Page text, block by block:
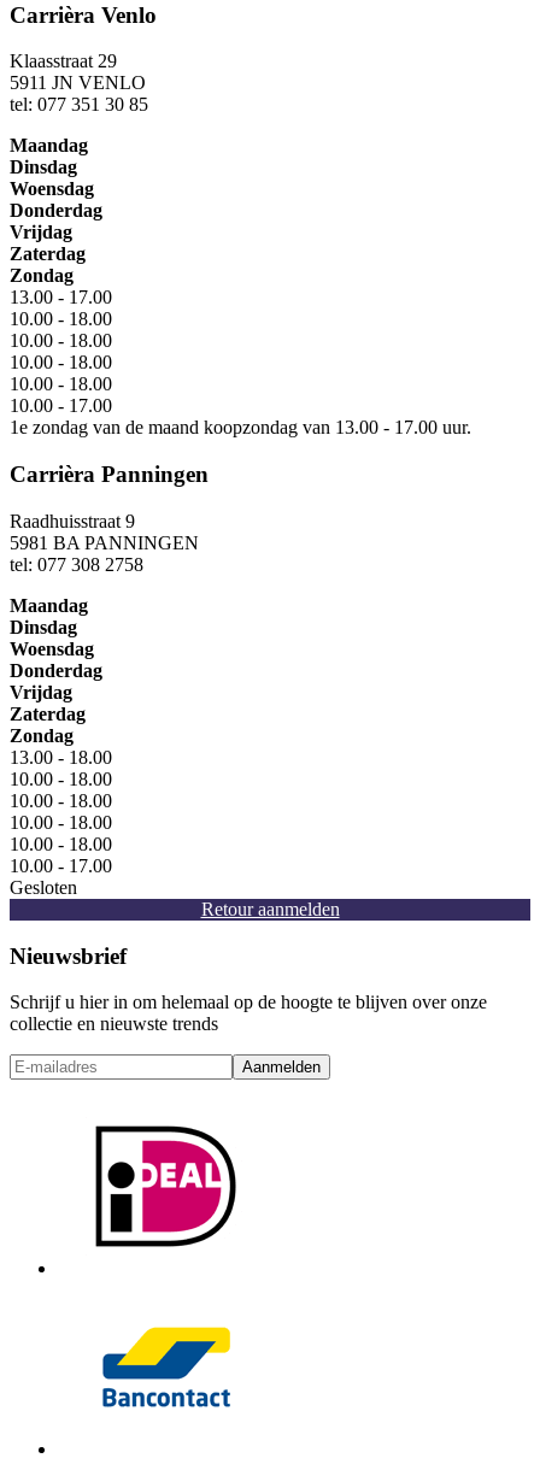
Carrièra Venlo
Klaasstraat 29
5911 JN VENLO
tel: 077 351 30 85
Maandag
Dinsdag
Woensdag
Donderdag
Vrijdag
Zaterdag
Zondag
13.00 - 17.00
10.00 - 18.00
10.00 - 18.00
10.00 - 18.00
10.00 - 18.00
10.00 - 17.00
1e zondag van de maand koopzondag van 13.00 - 17.00 uur.
Carrièra Panningen
Raadhuisstraat 9
5981 BA PANNINGEN
tel: 077 308 2758
Maandag
Dinsdag
Woensdag
Donderdag
Vrijdag
Zaterdag
Zondag
13.00 - 18.00
10.00 - 18.00
10.00 - 18.00
10.00 - 18.00
10.00 - 18.00
10.00 - 17.00
Gesloten
Retour aanmelden
Nieuwsbrief
Schrijf u hier in om helemaal op de hoogte te blijven over onze
collectie en nieuwste trends
Aanmelden